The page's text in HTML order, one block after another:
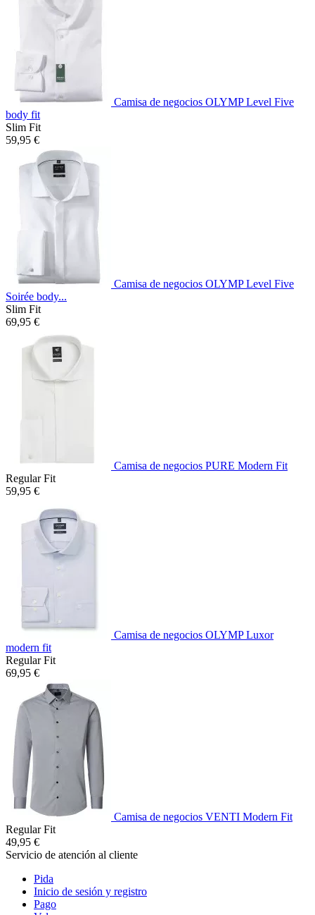
Camisa de negocios OLYMP Level Five
body fit
Slim Fit
59,95 €
Camisa de negocios OLYMP Level Five
Soirée body...
Slim Fit
69,95 €
Camisa de negocios PURE Modern Fit
Regular Fit
59,95 €
Camisa de negocios OLYMP Luxor
modern fit
Regular Fit
69,95 €
Camisa de negocios VENTI Modern Fit
Regular Fit
49,95 €
Servicio de atención al cliente
Pida
Inicio de sesión y registro
Pago